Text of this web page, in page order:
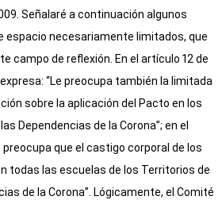
Señalaré a continuación algunos
espacio necesariamente limitados, que
campo de reflexión. En el artículo 12 de
“Le preocupa también la limitada
sobre la aplicación del Pacto en los
Dependencias de la Corona”; en el
preocupa que el castigo corporal de los
todas las escuelas de los Territorios de
de la Corona”. Lógicamente, el Comité